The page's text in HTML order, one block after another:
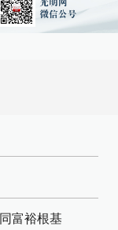
富裕根基